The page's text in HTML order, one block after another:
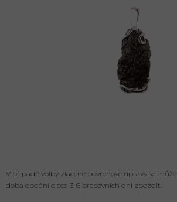
V případě volby zlacené povrchové úpravy se může
doba dodání o cca 3-6 pracovních dní zpozdit.